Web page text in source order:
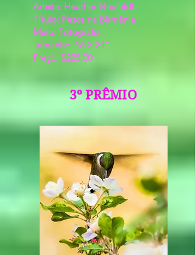
Artista: Heather Neufeldt
Título: Pesca na Birmânia
Meio: Fotografia
Tamanho: 16 X 24”
Preço: $225,00
3º PRÊMIO